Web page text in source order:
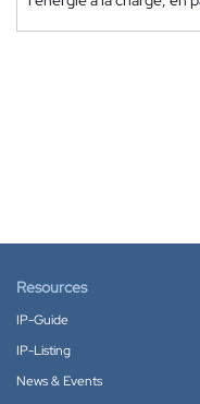
Resources
IP-Guide
IP-Listing
News & Events